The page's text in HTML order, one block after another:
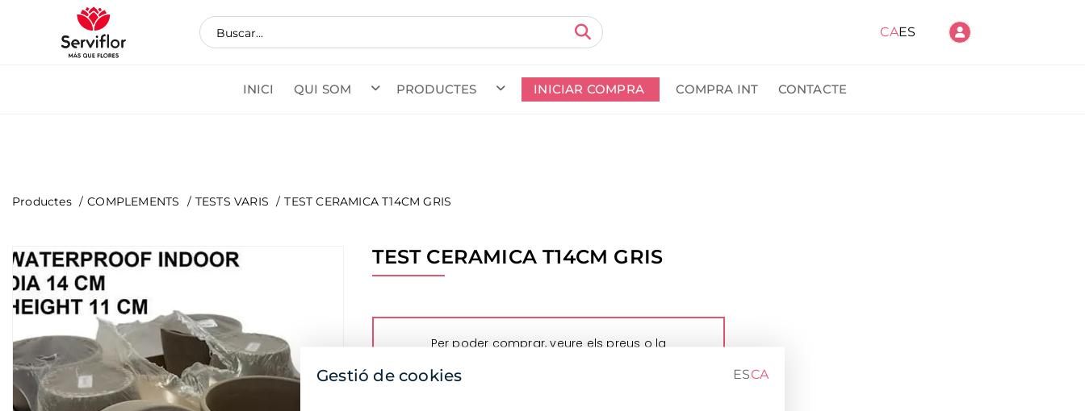
CAES
INICI QUI SOM PRODUCTES INICIAR COMPRA COMPRA INT CONTACTE
Productes COMPLEMENTS TESTS VARIS TEST CERAMICA T14CM GRIS
TEST CERAMICA T14CM GRIS
Per poder comprar, veure els preus o la
Gestió de cookies ESCA